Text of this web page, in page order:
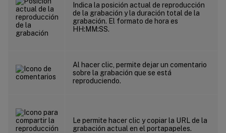
Indica la posición actual de reproducción
de la grabación y la duración total de la
grabación. El formato de hora es
HH:MM:SS.
Al hacer clic, permite dejar un comentario
sobre la grabación que se está
reproduciendo.
Le permite hacer clic y copiar la URL de la
grabación actual en el portapapeles.